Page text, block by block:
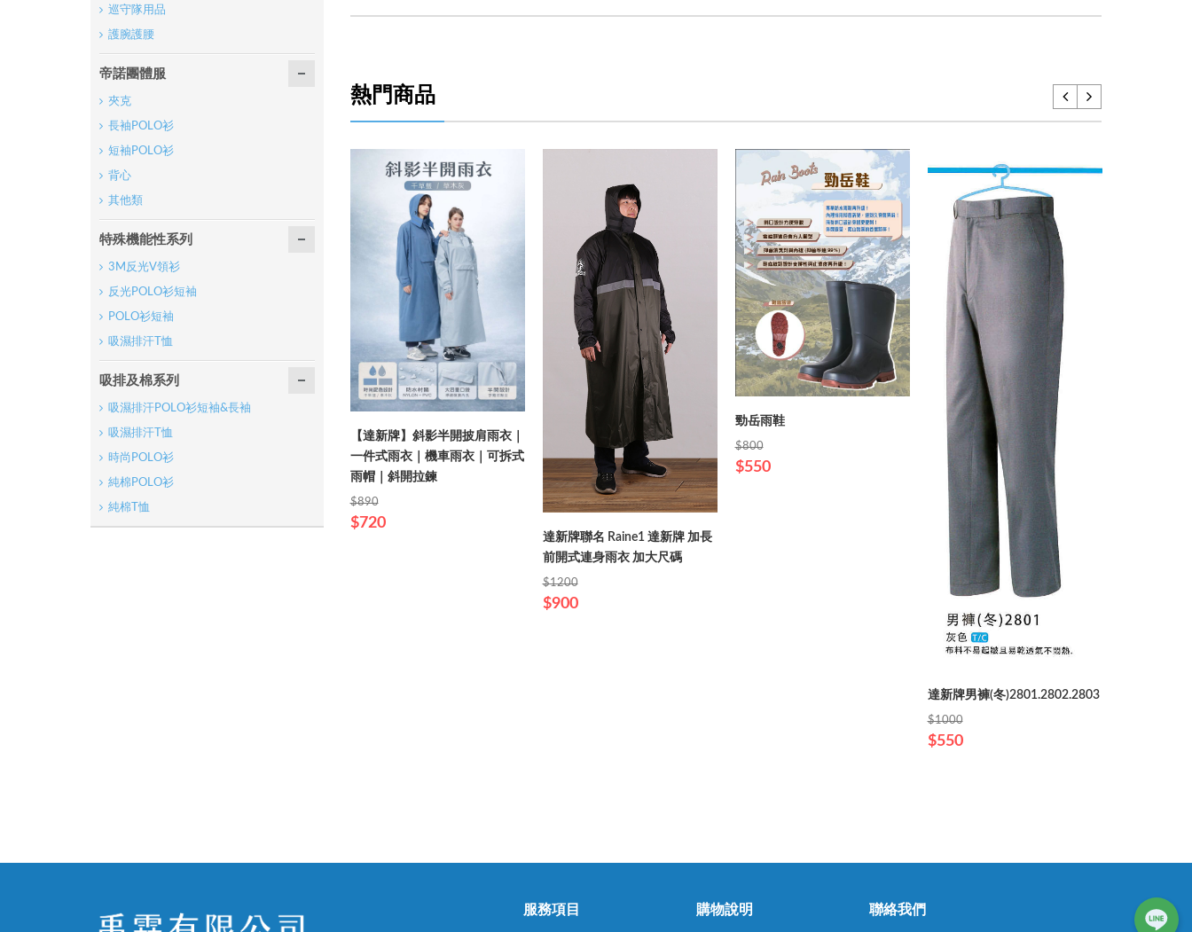
熱門商品
【達新牌】斜影半開披肩雨衣｜
一件式雨衣｜機車雨衣｜可拆式
雨帽｜斜開拉鍊
$890
$720
達新牌聯名 Raine1 達新牌 加長
前開式連身雨衣 加大尺碼
$1200
$900
勁岳雨鞋
$800
$550
達新牌男褲(冬)2801.2802.2803
$1000
$550
巡守隊用品
護腕護腰
帝諾團體服
夾克
長袖POLO衫
短袖POLO衫
背心
其他類
特殊機能性系列
3M反光V領衫
反光POLO衫短袖
POLO衫短袖
吸濕排汗T恤
吸排及棉系列
吸濕排汗POLO衫短袖&長袖
吸濕排汗T恤
時尚POLO衫
純棉POLO衫
純棉T恤
服務項目 購物說明 聯絡我們